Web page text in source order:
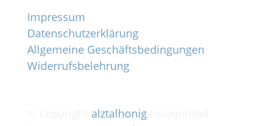
Impressum
Datenschutzerklärung
Allgemeine Geschäftsbedingungen
Widerrufsbelehrung
alztalhonig